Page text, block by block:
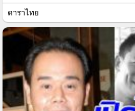
ดาราไทย